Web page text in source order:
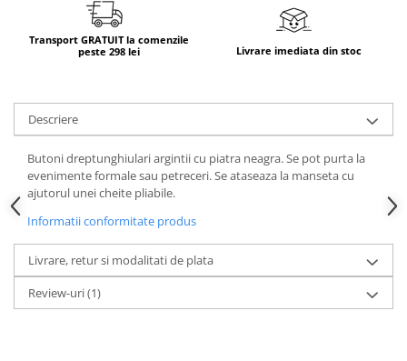
Transport GRATUIT la comenzile
peste 298 lei
Livrare imediata din stoc
Descriere
Butoni dreptunghiulari argintii cu piatra neagra. Se pot purta la
evenimente formale sau petreceri. Se ataseaza la manseta cu
ajutorul unei cheite pliabile.
Informatii conformitate produs
Livrare, retur si modalitati de plata
Review-uri(1)